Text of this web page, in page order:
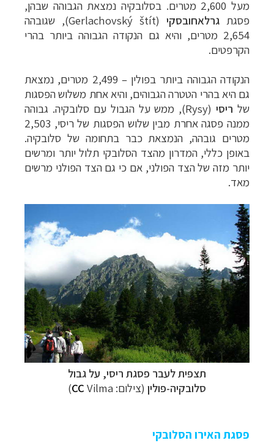
מעל 2,600 מטרים. בסלובקיה נמצאת הגבוהה שבהן,
פסגת גרלאחובסקי (
Gerlachovský štít), שגובהה
2,654 מטרים, והיא גם הנקודה הגבוהה ביותר בהרי
הקרפטים.
הנקודה הגבוהה ביותר בפולין–
2,499 מטרים, נמצאת
גם היא בהרי הטטרה הגבוהים, והיא אחת משלוש הפסגות
של ריסי(
Rysy), ממש על הגבול עם סלובקיה. גבוהה
ממנה פסגה אחרת מבין שלוש הפסגות של ריסי, 2,503
מטרים גובהה, הנמצאת כבר בתחומה של סלובקיה.
באופן כללי, המדרון מהצד הסלובקי תלול יותר ומרשים
יותר מזה של הצד הפולני, אם כי גם הצד הפולני מרשים
מאד.
תצפית לעבר פסגת ריסי, על גבול
סלובקיה-פולין (צילום: CC Vilma
)
פסגת האירו הסלובקי